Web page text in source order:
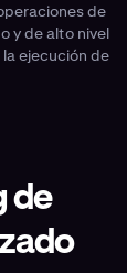
de
y de alto nivel
ejecución de
de